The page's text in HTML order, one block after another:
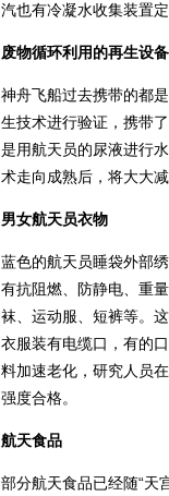
汽也有冷凝水收集装置定
废物循环利用的再生设备
神舟飞船过去携带的都
生技术进行验证，携带
是用航天员的尿液进行
术走向成熟后，将大大
男女航天员衣物
蓝色的航天员睡袋外部
有抗阻燃、防静电、重
袜、运动服、短裤等。
衣服装有电缆口，有的
料加速老化，研究人员
强度合格。
航天食品
部分航天食品已经随“天